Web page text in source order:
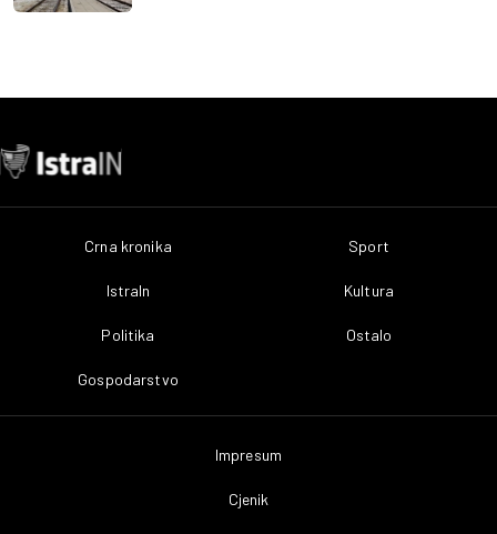
Crna kronika
IstraIn
Politika
Gospodarstvo
Sport
Kultura
Ostalo
Impresum
Cjenik